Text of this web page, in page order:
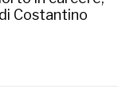
Costantino